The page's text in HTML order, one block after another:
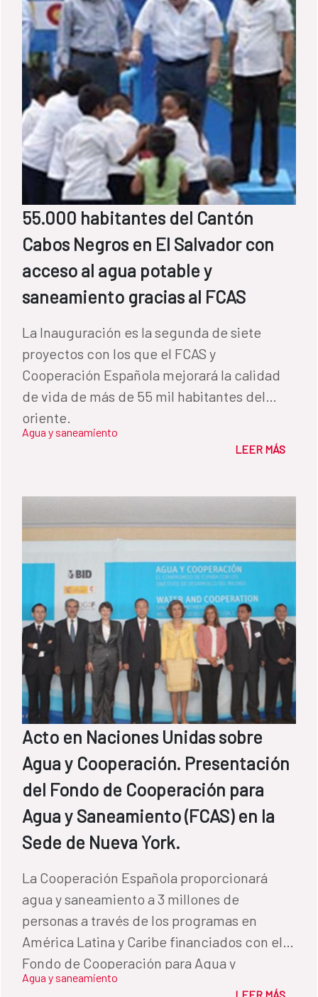
comunidad de La Unión, Comayagua,
Honduras.
55.000 habitantes del Cantón
Cabos Negros en El Salvador con
acceso al agua potable y
saneamiento gracias al FCAS
La Inauguración es la segunda de siete
proyectos con los que el FCAS y
Cooperación Española mejorará la calidad
de vida de más de 55 mil habitantes del
oriente.
Agua y saneamiento
LEER MÁS
Acto en Naciones Unidas sobre
Agua y Cooperación. Presentación
del Fondo de Cooperación para
Agua y Saneamiento (FCAS) en la
Sede de Nueva York.
La Cooperación Española proporcionará
agua y saneamiento a 3 millones de
personas a través de los programas en
América Latina y Caribe financiados con el
Fondo de Cooperación para Agua y
Saneamiento.
Agua y saneamiento